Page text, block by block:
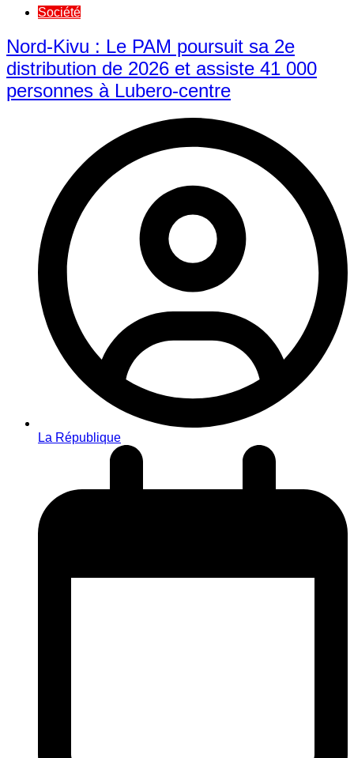
Société
Nord-Kivu : Le PAM poursuit sa 2e
distribution de 2026 et assiste 41 000
personnes à Lubero-centre
La République